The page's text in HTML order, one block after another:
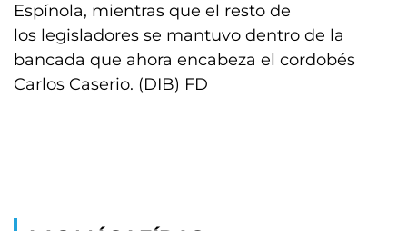
Espínola, mientras que el resto de
los legisladores se mantuvo dentro de la
bancada que ahora encabeza el cordobés
Carlos Caserio. (DIB) FD